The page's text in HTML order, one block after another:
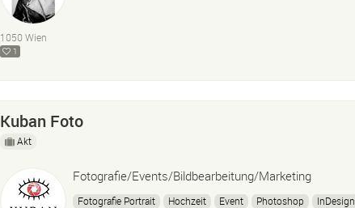
1050 Wien
1
Kuban Foto
Akt
Fotografie/Events/Bildbearbeitung/Marketing
Fotografie Portrait Hochzeit Event Photoshop
InDesign